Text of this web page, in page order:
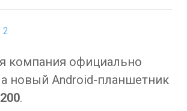
2
компания официально
новый Android-планшетник
.